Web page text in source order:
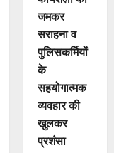
जमकर
सराहना व
पुलिसकर्मियों
के
सहयोगात्मक
व्यवहार की
खुलकर
प्रशंसा